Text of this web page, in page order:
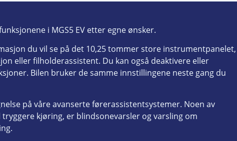
i MGS5 EV etter egne ønsker.
du vil se på det 10,25 tommer store instrumentpanelet,
eller filholderassistent. Du kan også deaktivere eller
Bilen bruker de samme innstillingene neste gang du
på våre avanserte førerassistentsystemer. Noen av
kjøring, er blindsonevarsler og varsling om